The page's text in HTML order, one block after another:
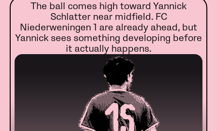
The ball comes high toward Yannick
Schlatter near midfield. FC
Niederweningen 1 are already ahead, but
Yannick sees something developing before
it actually happens.